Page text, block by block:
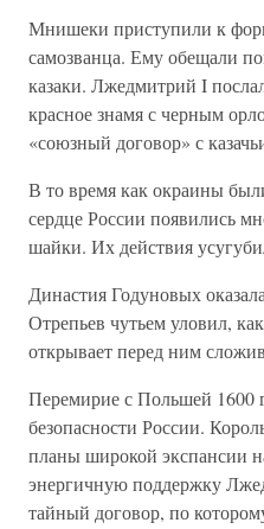
Мнишеки приступили к
самозванца. Ему обещали
казаки. Лжедмитрий I
красное знамя с черным
«союзный договор» с
В то время как окраины
сердце России появились
шайки. Их действия
Династия Годуновых
Отрепьев чутьем уловил,
открывает перед ним
Перемирие с Польшей 1600
безопасности России.
планы широкой экспансии
энергичную поддержку
тайный договор, по